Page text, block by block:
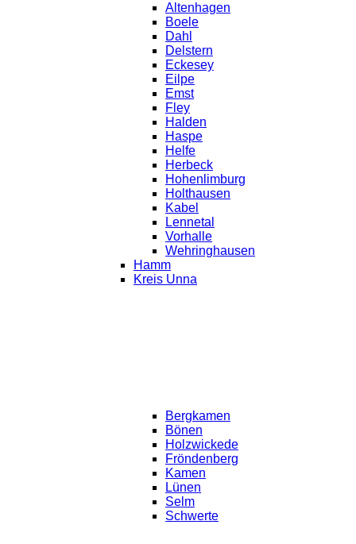
Altenhagen
Boele
Dahl
Delstern
Eckesey
Eilpe
Emst
Fley
Halden
Haspe
Helfe
Herbeck
Hohenlimburg
Holthausen
Kabel
Lennetal
Vorhalle
Wehringhausen
Hamm
Kreis Unna
Bergkamen
Bönen
Holzwickede
Fröndenberg
Kamen
Lünen
Selm
Schwerte